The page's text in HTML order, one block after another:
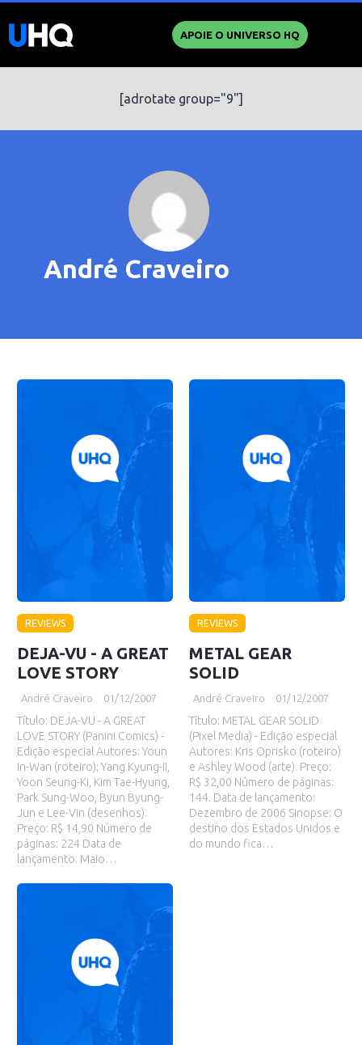
APOIE O UNIVERSO HQ
[adrotate group="9"]
André Craveiro
REVIEWS
DEJA-VU - A GREAT
LOVE STORY
André Craveiro 01/12/2007
Título: DEJA-VU - A GREAT
LOVE STORY (Panini Comics) -
Edição especial Autores: Youn
In-Wan (roteiro); Yang Kyung-II,
Yoon Seung-Ki, Kim Tae-Hyung,
Park Sung-Woo, Byun Byung-
Jun e Lee-Vin (desenhos).
Preço: R$ 14,90 Número de
páginas: 224 Data de
lançamento: Maio…
REVIEWS
METAL GEAR
SOLID
André Craveiro 01/12/2007
Título: METAL GEAR SOLID
(Pixel Media) - Edição especial
Autores: Kris Oprisko (roteiro)
e Ashley Wood (arte). Preço:
R$ 32,00 Número de páginas:
144. Data de lançamento:
Dezembro de 2006 Sinopse: O
destino dos Estados Unidos e
do mundo fica…